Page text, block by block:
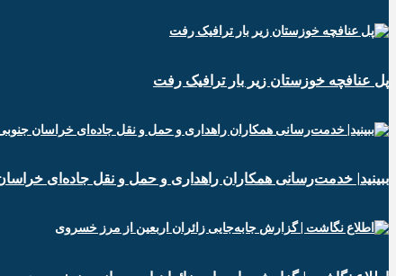
پل عنافچه خوزستان زیر بار ترافیک رفت
ببینید| خدمت‌رسانی همکاران راهداری و حمل و نقل جاده‌ای